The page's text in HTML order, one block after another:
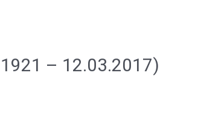
– 12.03.2017)